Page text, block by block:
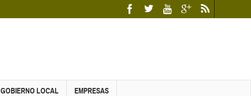
GOBIERNO LOCAL EMPRESAS